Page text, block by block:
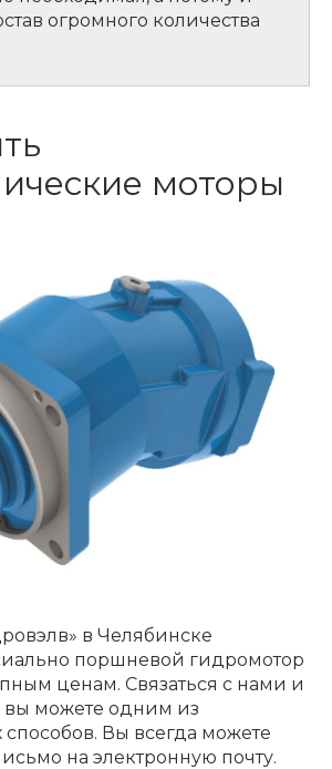
огромного количества
моторы
в Челябинске
поршневой гидромотор
ценам. Связаться с нами и
вы можете одним из
Вы всегда можете
на электронную почту.